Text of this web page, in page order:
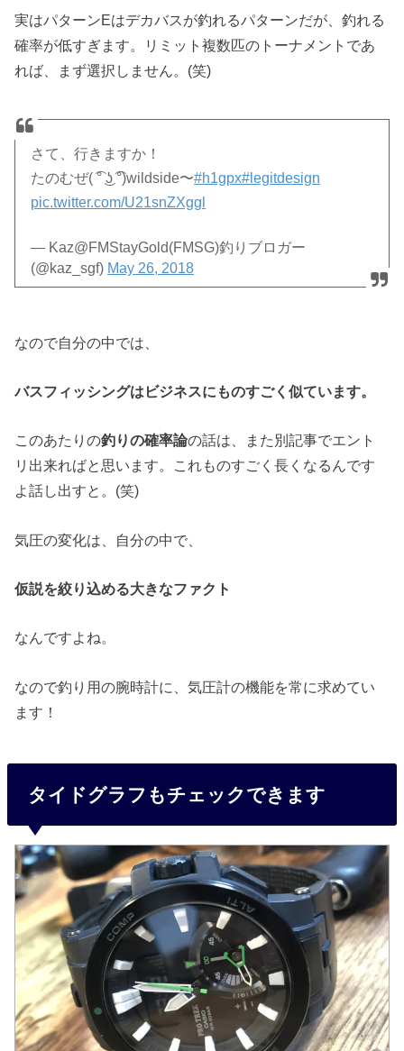
実はパターンEはデカバスが釣れるパターンだが、釣れる
確率が低すぎます。リミット複数匹のトーナメントであ
れば、まず選択しません。(笑)
さて、行きますか！
たのむぜ( ͡° ͜ʖ ͡°)wildside〜#h1gpx#legitdesign
pic.twitter.com/U21snZXggl
— Kaz@FMStayGold(FMSG)釣りブロガー
(@kaz_sgf) May 26, 2018
なので自分の中では、
バスフィッシングはビジネスにものすごく似ています。
このあたりの釣りの確率論の話は、また別記事でエント
リ出来ればと思います。これものすごく長くなるんです
よ話し出すと。(笑)
気圧の変化は、自分の中で、
仮説を絞り込める大きなファクト
なんですよね。
なので釣り用の腕時計に、気圧計の機能を常に求めてい
ます！
タイドグラフもチェックできます